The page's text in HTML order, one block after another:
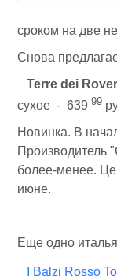
сроком на две
Снова
Terre dei
сухое - 639 99
Новинка. В
Производитель
более-менее.
июне.
Еще одно
I Balzi Rosso